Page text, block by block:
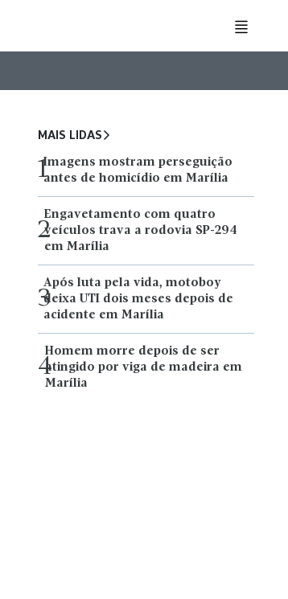
MAIS LIDAS
1Imagens mostram perseguição
antes de homicídio em Marília
2
Engavetamento com quatro
veículos trava a rodovia SP-294
em Marília
3
Após luta pela vida, motoboy
deixa UTI dois meses depois de
acidente em Marília
4
Homem morre depois de ser
atingido por viga de madeira em
Marília